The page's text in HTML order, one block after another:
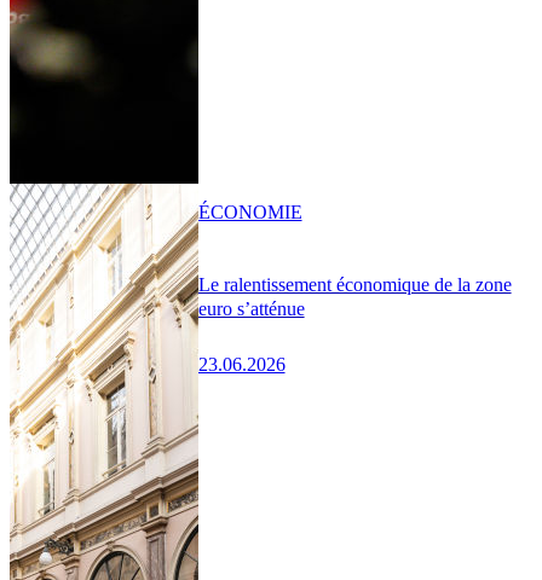
Le ralentissement économique de la zone
euro s’atténue
23.06.2026
ÉCONOMIE